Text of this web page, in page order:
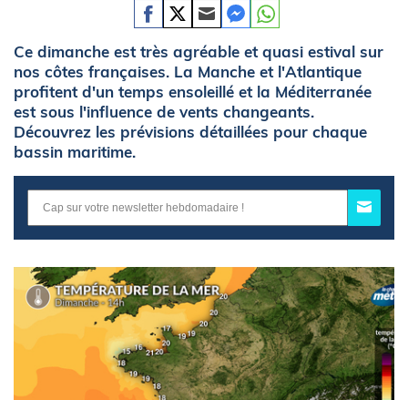
Ce dimanche est très agréable et quasi estival sur
nos côtes françaises. La Manche et l'Atlantique
profitent d'un temps ensoleillé et la Méditerranée
est sous l'influence de vents changeants.
Découvrez les prévisions détaillées pour chaque
bassin maritime.